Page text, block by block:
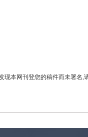
本网刊登您的稿件而未署名,